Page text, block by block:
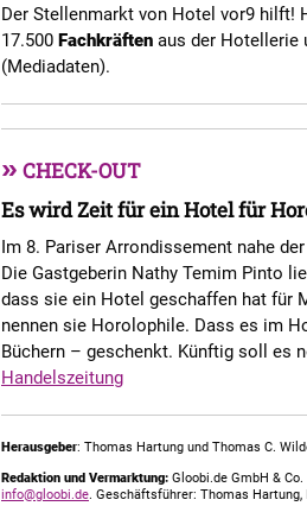
Der Stellenmarkt von Hotel vor9 hilft!
17.500 Fachkräften aus der Hotellerie
(Mediadaten).
» CHECK-OUT
Es wird Zeit für ein Hotel für
Im 8. Pariser Arrondissement nahe
Die Gastgeberin Nathy Temim Pinto
dass sie ein Hotel geschaffen hat für
nennen sie Horolophile. Dass es im
Büchern – geschenkt. Künftig soll es
Handelszeitung
Herausgeber: Thomas Hartung und Thomas C.
Redaktion und Vermarktung: Gloobi.de GmbH &
info@gloobi.de. Geschäftsführer: Thomas